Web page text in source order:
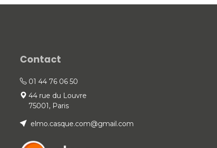
Contact
01 44 76 06 50
44 rue du Louvre
75001, Paris
elmo.casque.com@gmail.com